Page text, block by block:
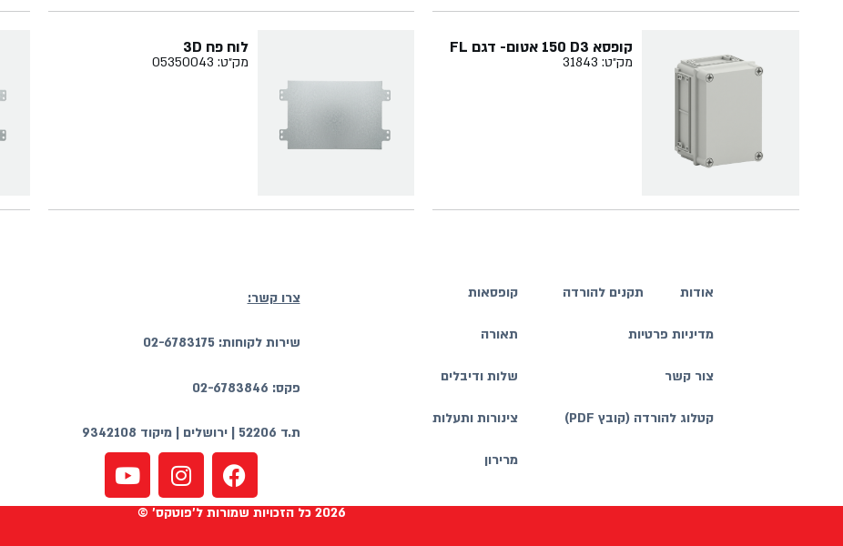
קופסא ‏3‏D‏ ‏150 אטום- דגם FL
מק״ט: 31843
לוח פח 3D
מק״ט: 05350043
צרו קשר:
שירות לקוחות: 02-6783175
פקס: 02-6783846
ת.ד 52206 | ירושלים | מיקוד 9342108
אודות תקנים להורדה
מדיניות פרטיות
צור קשר
קטלוג להורדה (קובץ PDF)
קופסאות
תאורה
שלות ודיבלים
צינורות ותעלות
מרירון
2026 כל הזכויות שמורות ל'פוטקס' ©